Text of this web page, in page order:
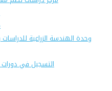
وحدة الهندسة الزراعية للدراسات
التسجيل في دورات